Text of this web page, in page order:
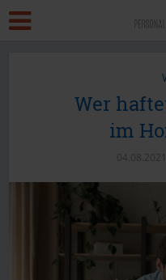
Wer
im
04.08.2021